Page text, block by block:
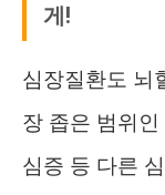
게!
심장질환도 뇌
장 좁은 범위인
심증 등 다른